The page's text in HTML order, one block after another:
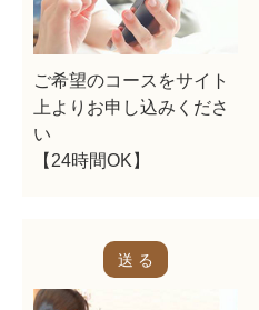
ご希望のコースをサイト
上よりお申し込みくださ
い
【24時間OK】
送 る